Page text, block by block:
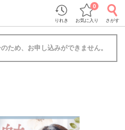
りれき お気に入り
0
さがす
ため、お申し込みができません。